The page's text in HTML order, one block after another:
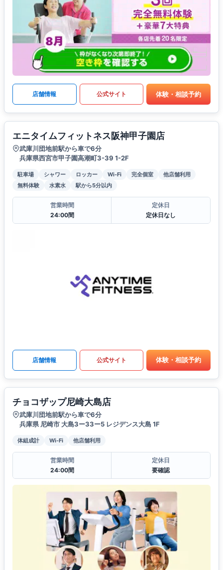
店舗情報 公式サイト 体験・相談予約
エニタイムフィットネス阪神甲子園店
武庫川団地前駅から車で6分
兵庫県西宮市甲子園高潮町3-39 1-2F
駐車場 シャワー ロッカー Wi-Fi 完全個室
他店舗利用
無料体験
水素水 駅から5分以内
営業時間
24:00間
定休日
定休日なし
店舗情報 公式サイト 体験・相談予約
チョコザップ尼崎大島店
武庫川団地前駅から車で6分
兵庫県 尼崎市 大島3ー33ー5 レジデンス大島 1F
体組成計 Wi-Fi 他店舗利用
営業時間
24:00間
定休日
要確認